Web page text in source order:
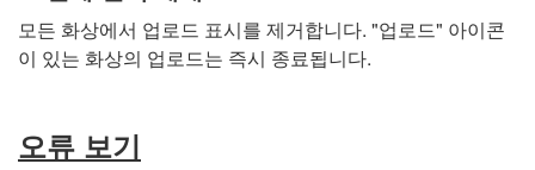
모든 화상에서 업로드 표시를 제거합니다. "업로드" 아이콘
이 있는 화상의 업로드는 즉시 종료됩니다.
오류 보기